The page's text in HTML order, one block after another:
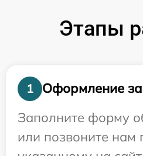
Этапы
1
Оформление
Заполните форму
или позвоните нам